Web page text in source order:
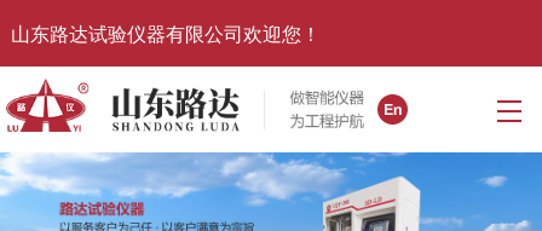
山东路达试验仪器有限公司欢迎您！